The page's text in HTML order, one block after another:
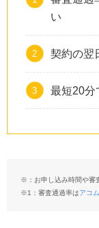
い
契約の翌
最短20分
※：お申し込み時間や審
※1：審査通過率はアコ